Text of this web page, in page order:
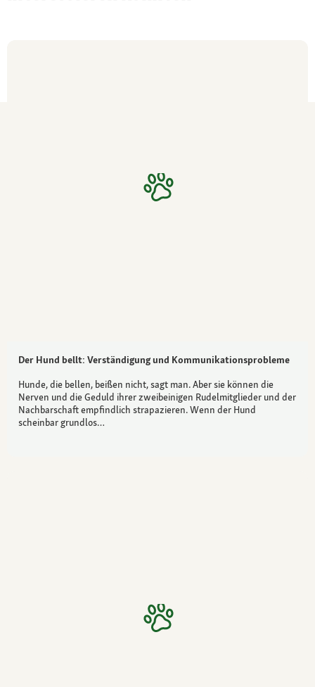
Der Hund bellt: Verständigung und Kommunikationsprobleme
Hunde, die bellen, beißen nicht, sagt man. Aber sie können die
Nerven und die Geduld ihrer zweibeinigen Rudelmitglieder und der
Nachbarschaft empfindlich strapazieren. Wenn der Hund
scheinbar grundlos…